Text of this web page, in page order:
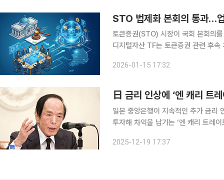
STO 법제화 본회의 통과…업
토큰증권(STO) 시장이 국회 본회의
디지털자산 TF는 토큰증권 관련 후속 개정 법률
록에 관한 법률(전자증권법) 일부개
2026-01-15 17:32
日 금리 인상에 ‘엔 캐리 트
일본 중앙은행이 지속적인 추가 금리
투자해 차익을 남기는 ‘엔 캐리 트레이드’가 위협받기 시
것”이라고 전했다. 우에다 가
2025-12-19 17:37